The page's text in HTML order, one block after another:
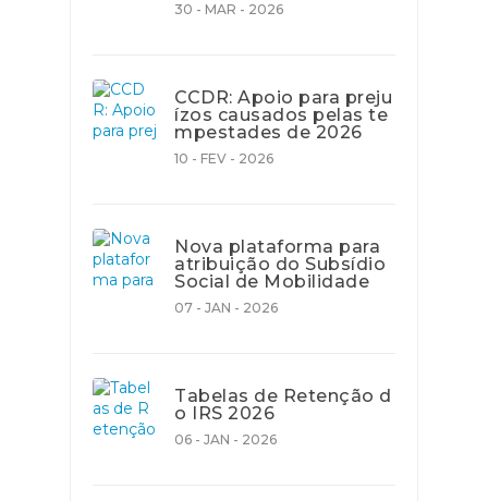
30 - MAR - 2026
CCDR: Apoio para preju
ízos causados pelas te
mpestades de 2026
10 - FEV - 2026
Nova plataforma para
atribuição do Subsídio
Social de Mobilidade
07 - JAN - 2026
Tabelas de Retenção d
o IRS 2026
06 - JAN - 2026